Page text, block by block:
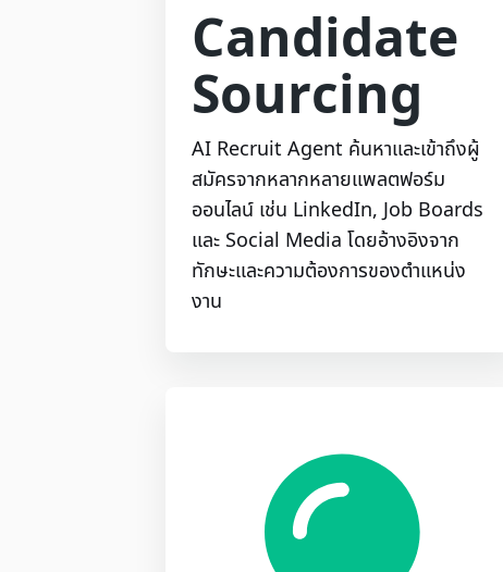
Candidate
Sourcing
AI Recruit Agent ค้นหาและเข้าถึงผู้
สมัครจากหลากหลายแพลตฟอร์ม
ออนไลน์ เช่น LinkedIn, Job Boards
และ Social Media โดยอ้างอิงจาก
ทักษะและความต้องการของตำแหน่ง
งาน